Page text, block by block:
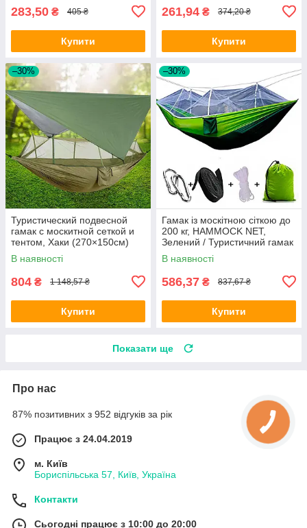
283,50 ₴ 405 ₴
Купити
261,94 ₴ 374,20 ₴
Купити
–30%
Туристический подвесной
гамак с москитной сеткой и
тентом, Хаки (270×150см)
В наявності
804 ₴ 1 148,57 ₴
Купити
–30%
Гамак із москітною сіткою до
200 кг, HAMMOCK NET,
Зелений / Туристичний гамак
/ Нейлоновий гамак
В наявності
586,37 ₴ 837,67 ₴
Купити
Показати ще
Про нас
87% позитивних з 952 відгуків за рік
Працює з 24.04.2019
м. Київ
Бориспільська 57, Київ, Україна
Контакти
Сьогодні працює з 10:00 до 20:00